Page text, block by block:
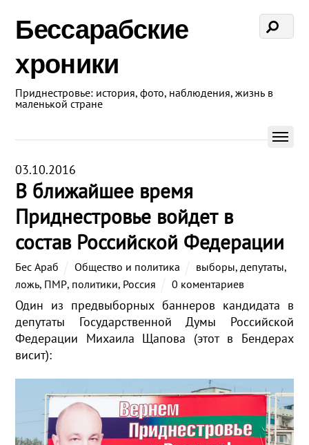
Бессарабские
хроники
Приднестровье: история, фото, наблюдения, жизнь в
маленькой стране
03.10.2016
В ближайшее время
Приднестровье войдет в
состав Российской Федерации
Бес Араб Общество и политика выборы, депутаты,
ложь, ПМР, политики, Россия 0 коментариев
Один из предвыборных баннеров кандидата в
депутаты Государственной Думы Российской
Федерации Михаила Щапова (этот в Бендерах
висит):